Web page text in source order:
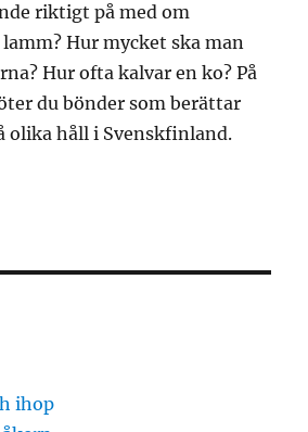
riktigt på med om
lamm? Hur mycket ska man
Hur ofta kalvar en ko? På
du bönder som berättar
olika håll i Svenskfinland.
ihop